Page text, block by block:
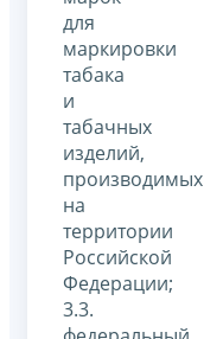
для
маркировки
табака
и
табачных
изделий,
производимых
на
территории
Российской
Федерации;
3.3.